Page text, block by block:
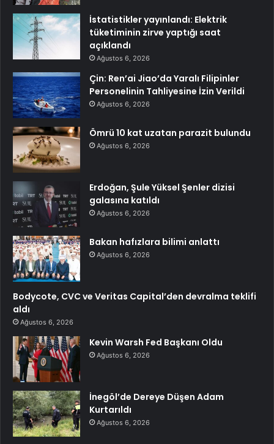
İstatistikler yayınlandı: Elektrik
tüketiminin zirve yaptığı saat
açıklandı
Ağustos 6, 2026
Çin: Ren’ai Jiao’da Yaralı Filipinler
Personelinin Tahliyesine İzin Verildi
Ağustos 6, 2026
Ömrü 10 kat uzatan parazit bulundu
Ağustos 6, 2026
Erdoğan, Şule Yüksel Şenler dizisi
galasına katıldı
Ağustos 6, 2026
Bakan hafızlara bilimi anlattı
Ağustos 6, 2026
Bodycote, CVC ve Veritas Capital’den devralma teklifi
aldı
Ağustos 6, 2026
Kevin Warsh Fed Başkanı Oldu
Ağustos 6, 2026
İnegöl’de Dereye Düşen Adam
Kurtarıldı
Ağustos 6, 2026